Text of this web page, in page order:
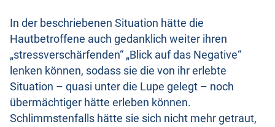
In der beschriebenen Situation hätte die
Hautbetroffene auch gedanklich weiter ihren
„stressverschärfenden“ „Blick auf das Negative“
lenken können, sodass sie die von ihr erlebte
Situation – quasi unter die Lupe gelegt – noch
übermächtiger hätte erleben können.
Schlimmstenfalls hätte sie sich nicht mehr getraut,